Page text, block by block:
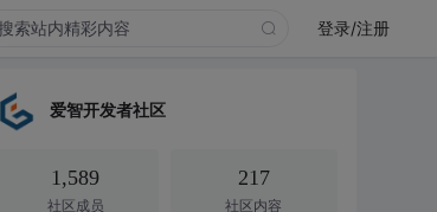
登录/注册
爱智开发者社区
1,589
社区成员
217
社区内容